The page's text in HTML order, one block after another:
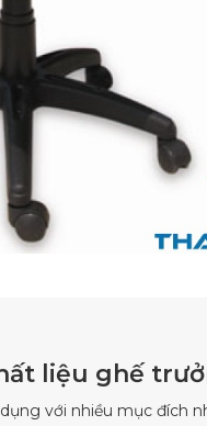
liệu ghế
với nhiều mục đích